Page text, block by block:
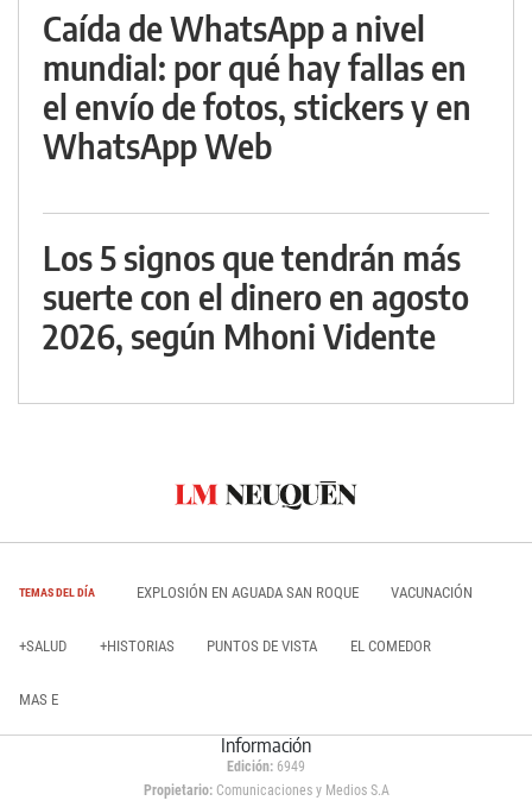
Caída de WhatsApp a nivel
mundial: por qué hay fallas en
el envío de fotos, stickers y en
WhatsApp Web
Los 5 signos que tendrán más
suerte con el dinero en agosto
2026, según Mhoni Vidente
TEMAS DEL DÍA EXPLOSIÓN EN AGUADA SAN ROQUE VACUNACIÓN
+SALUD +HISTORIAS PUNTOS DE VISTA EL COMEDOR
MAS E
Información
Edición: 6949
Propietario:Comunicaciones y Medios S.A